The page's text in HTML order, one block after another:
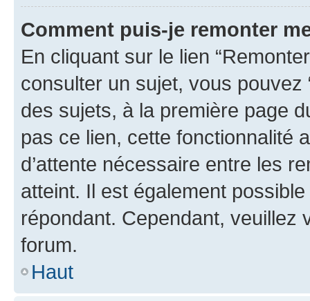
Comment puis-je remonter
En cliquant sur le lien
consulter un sujet, vous pouvez
des sujets, à la première page
pas ce lien, cette fonctionnalité
d’attente nécessaire entre les
atteint. Il est également
répondant. Cependant,
forum.
Haut